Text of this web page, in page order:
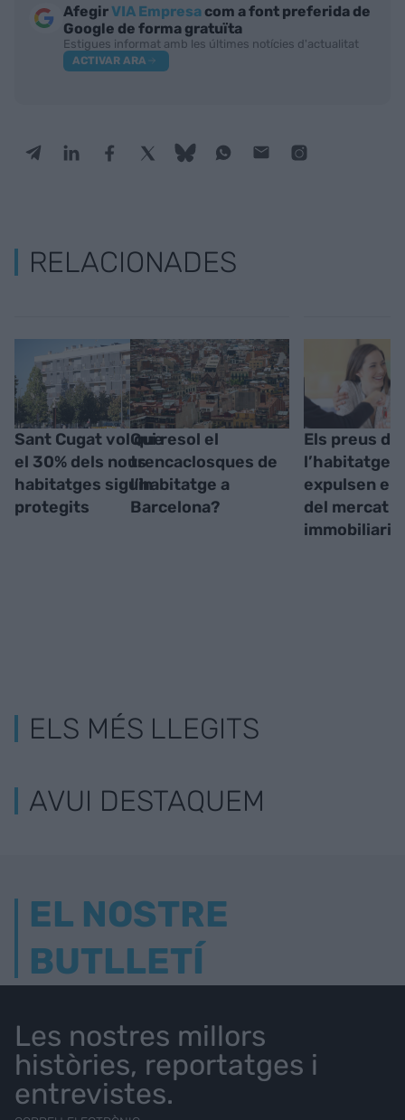
AfegirVIA Empresa com a font preferida de
Google de forma gratuïta
Estigues informat amb les últimes notícies d'actualitat
ACTIVAR ARA
RELACIONADES
Sant Cugat vol que
el 30% dels nous
habitatges siguin
protegits
Qui resol el
trencaclosques de
l’habitatge a
Barcelona?
Els preus de
l’habitatge
expulsen
del mercat
immobiliari
ELS MÉS LLEGITS
AVUI DESTAQUEM
EL NOSTRE
BUTLLETÍ
Les nostres millors
històries, reportatges i
entrevistes.